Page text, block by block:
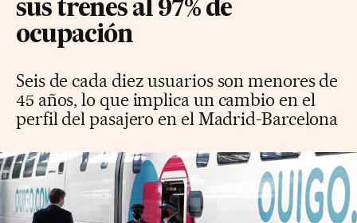
sus trenes al 97% de
ocupación
Seis de cada diez usuarios son menores de
45 años, lo que implica un cambio en el
perfil del pasajero en el Madrid-Barcelona